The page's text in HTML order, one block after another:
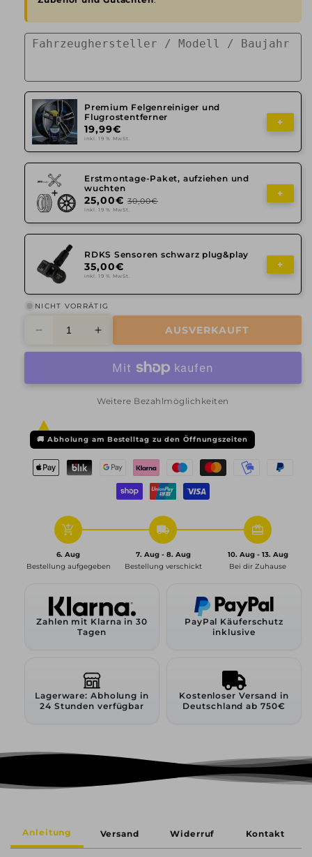
Premium Felgenreiniger und
Flugrostentferner
19,99€
inkl. 19 % MwSt.
+
Erstmontage-Paket, aufziehen und
wuchten
25,00€ 30,00€
inkl. 19 % MwSt.
+
RDKS Sensoren schwarz plug&play
35,00€
inkl. 19 % MwSt.
+
NICHT VORRÄTIG
Verringere
die
V51,
7,5x18
ET50
5x160
Erhöhe
die
Menge
Avus,
7,5x18
ET50
5x160
65,1,
hyper
AUSVERKAUFT
Weitere Bezahlmöglichkeiten
🚚 Abholung am Bestelltag zu den Öffnungszeiten
add_shopping_cart
6. Aug
Bestellung aufgegeben
local_shipping
7. Aug - 8. Aug
Bestellung verschickt
redeem
10. Aug - 13. Aug
Bei dir Zuhause
Zahlen mit Klarna in 30
Tagen
PayPal Käuferschutz
inklusive
Lagerware: Abholung in
24 Stunden verfügbar
Kostenloser Versand in
Deutschland ab 750€
Anleitung Versand Widerruf Kontakt